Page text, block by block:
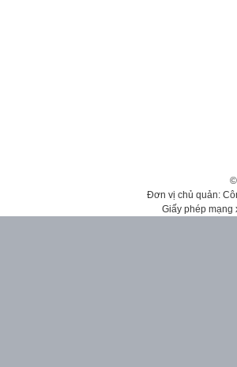
Đơn vị chủ quản:
Giấy phép mạng